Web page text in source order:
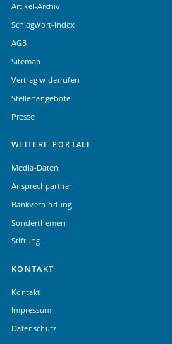
Artikel-Archiv
Schlagwort-Index
AGB
Sitemap
Vertrag widerrufen
Stellenangebote
Presse
WEITERE PORTALE
Media-Daten
Ansprechpartner
Bankverbindung
Sonderthemen
Stiftung
KONTAKT
Kontakt
Impressum
Datenschutz